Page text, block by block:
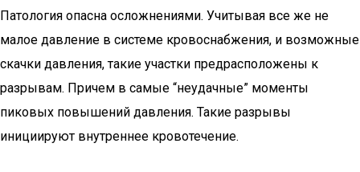
Патология опасна осложнениями. Учитывая все же не
малое давление в системе кровоснабжения, и возможные
скачки давления, такие участки предрасположены к
разрывам. Причем в самые “неудачные” моменты
пиковых повышений давления. Такие разрывы
инициируют внутреннее кровотечение.